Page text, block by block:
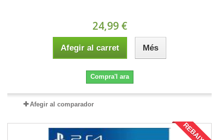
24,99 €
Afegir al carret Més
Compra'l ara
Afegir al comparador